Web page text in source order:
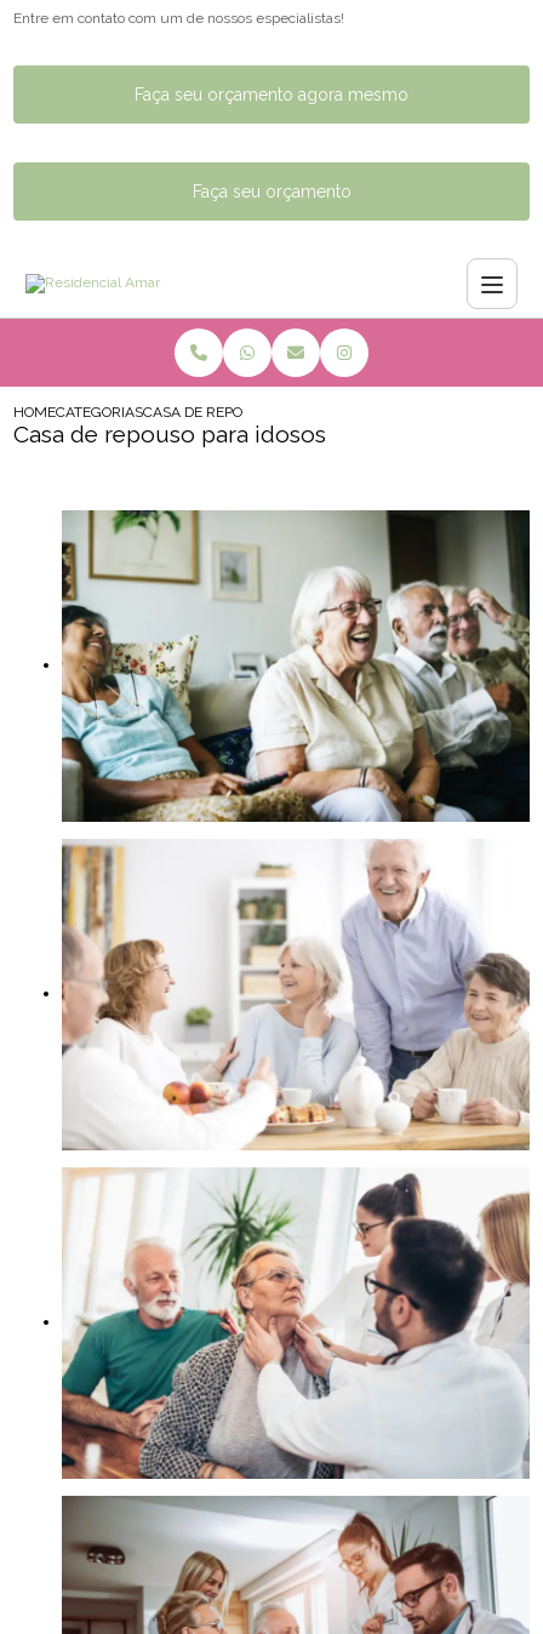
Entre em contato com um de nossos especialistas!
Faça seu orçamento agora mesmo
Faça seu orçamento
HOMECATEGORIASCASA DE REPOUSO PARA IDOSOS
Casa de repouso para idosos